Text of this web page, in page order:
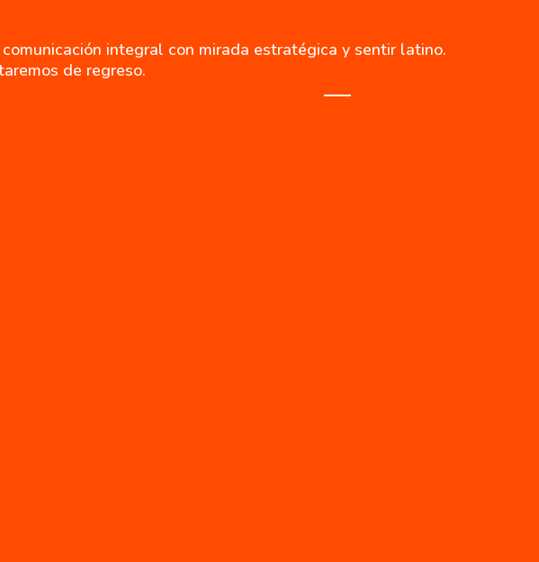
integral con mirada estratégica y sentir latino.
de regreso.